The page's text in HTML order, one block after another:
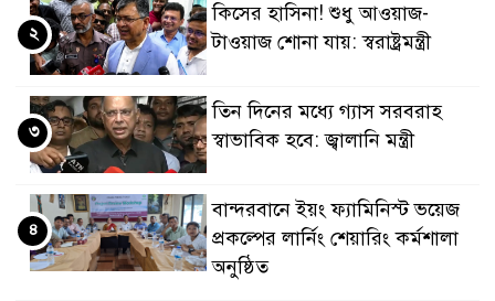
কিসের হাসিনা! শুধু আওয়াজ-
টাওয়াজ শোনা যায়: স্বরাষ্ট্রমন্ত্রী
২
তিন দিনের মধ্যে গ্যাস সরবরাহ
স্বাভাবিক হবে: জ্বালানি মন্ত্রী
৩
বান্দরবানে ইয়ং ফ্যামিনিস্ট ভয়েজ
প্রকল্পের লার্নিং শেয়ারিং কর্মশালা
অনুষ্ঠিত
৪